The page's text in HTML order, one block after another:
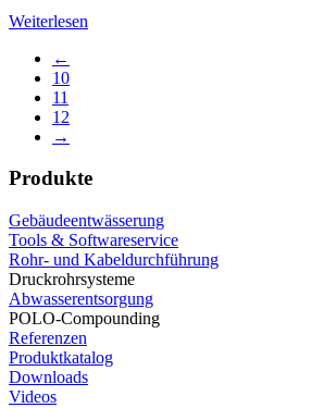
Weiterlesen
←
10
11
12
→
Produkte
Gebäudeentwässerung
Tools & Softwareservice
Rohr- und Kabeldurchführung
Druckrohrsysteme
Abwasserentsorgung
POLO-Compounding
Referenzen
Produktkatalog
Downloads
Videos